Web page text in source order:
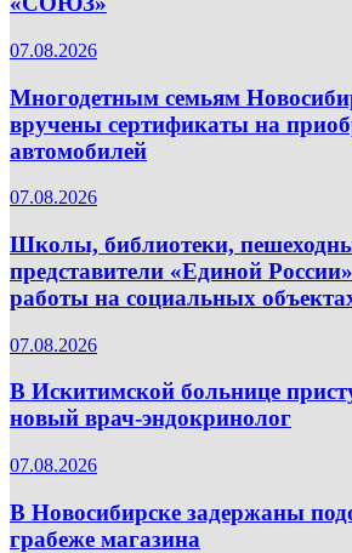
07.08.2026
Многодетным семьям
вручены сертификаты на
автомобилей
07.08.2026
Школы, библиотеки,
представители «Единой
работы на социальных
07.08.2026
В Искитимской больнице
новый врач-эндокринолог
07.08.2026
В Новосибирске задержаны
грабеже магазина